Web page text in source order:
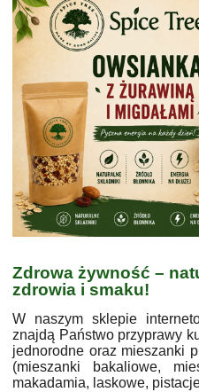
Zdrowa żywność –
zdrowia i smaku!
W naszym sklepie
znajdą Państwo przyprawy
jednorodne oraz mieszanki
(mieszanki bakaliowe,
makadamia, laskowe,